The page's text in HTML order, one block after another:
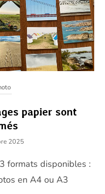
papier sont
2025
3 formats disponibles :
en A4 ou A3